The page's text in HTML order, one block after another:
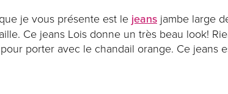
je vous présente est le jeans jambe large
Ce jeans Lois donne un très beau look!
porter avec le chandail orange. Ce